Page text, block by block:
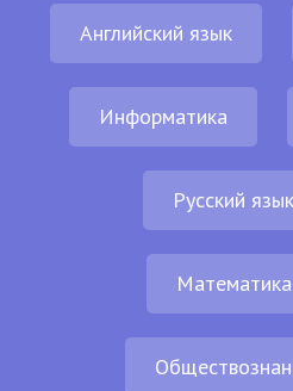
Английский язык
Информатика
Русский